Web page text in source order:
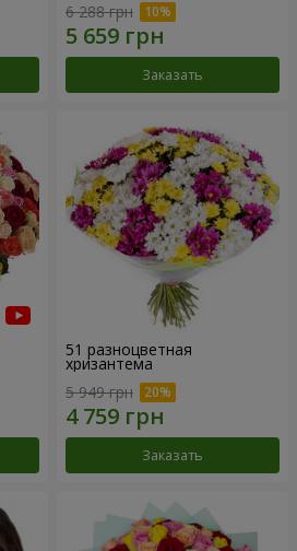
6 288 грн
Заказать
51 разноцветная
хризантема
5 949 грн
Заказать